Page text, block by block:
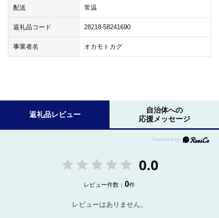
配送 常温
返礼品コード 28218-58241690
事業者名 オカモトカグ
返礼品レビュー
自治体への
応援メッセージ
0.0
レビュー件数：0件
レビューはありません。